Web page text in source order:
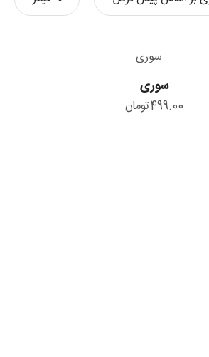
سوری
499.00تومان